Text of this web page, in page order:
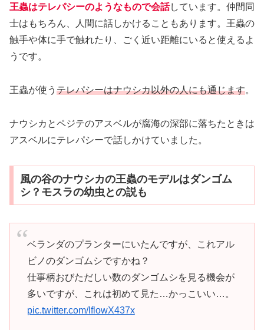
王蟲はテレパシーのようなもので会話しています。仲間同
士はもちろん、人間に話しかけることもあります。王蟲の
触手や体に手で触れたり、ごく近い距離にいると使えるよ
うです。
王蟲が使う テレパシーはナウシカ以外の人にも通じます。
ナウシカとペジテのアスベルが腐海の深部に落ちたときは
アスベルにテレパシーで話しかけていました。
風の谷のナウシカの王蟲のモデルはダンゴム
シ？モスラの幼虫との説も
ベランダのプランターにいたんですが、これアル
ビノのダンゴムシですかね？
仕事柄おびただしい数のダンゴムシを見る機会が
多いですが、これは初めて見た…かっこいい…。
pic.twitter.com/lflowX437x